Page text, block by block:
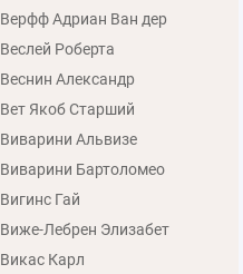
Верфф Адриан Ван дер
Веслей Роберта
Веснин Александр
Вет Якоб Старший
Виварини Альвизе
Виварини Бартоломео
Вигинс Гай
Виже-Лебрен Элизабет
Викас Карл